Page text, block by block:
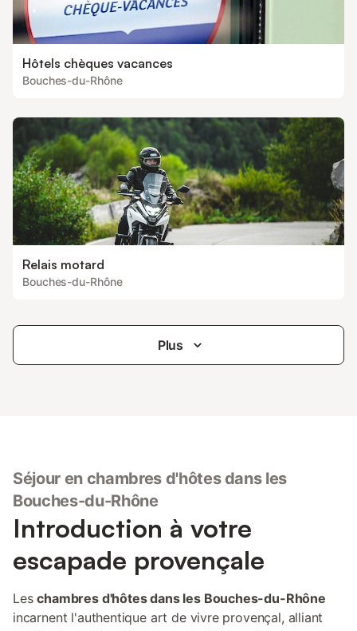
Hôtels chèques vacances
Bouches-du-Rhône
Relais motard
Bouches-du-Rhône
Plus
Séjour en chambres d'hôtes dans les
Bouches-du-Rhône
Introduction à votre
escapade provençale
Leschambres d'hôtes dans les Bouches-du-Rhône
incarnent l'authentique art de vivre provençal, alliant